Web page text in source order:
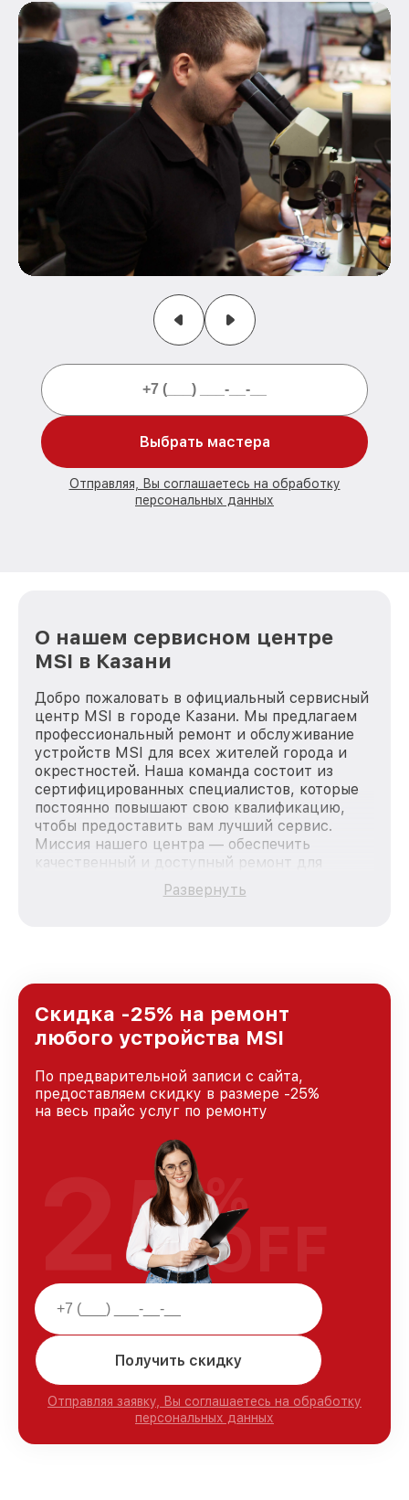
Выбрать мастера
Отправляя, Вы соглашаетесь на обработку
персональных данных
О нашем сервисном центре
MSI в Казани
Добро пожаловать в официальный сервисный
центр MSI в городе Казани. Мы предлагаем
профессиональный ремонт и обслуживание
устройств MSI для всех жителей города и
окрестностей. Наша команда состоит из
сертифицированных специалистов, которые
постоянно повышают свою квалификацию,
чтобы предоставить вам лучший сервис.
Миссия нашего центра — обеспечить
качественный и доступный ремонт для
каждого пользователя продукции MSI, вне
зависимости от сложности поломки. Мы
и лояльности наших клиентов.
Развернуть
Скидка -25% на ремонт
любого устройства MSI
По предварительной записи с сайта,
предоставляем скидку в размере -25%
на весь прайс услуг по ремонту
Получить скидку
Отправляя заявку, Вы соглашаетесь на обработку
персональных данных
25%
OFF